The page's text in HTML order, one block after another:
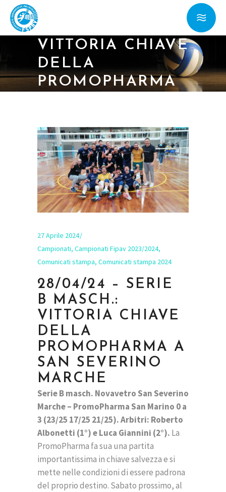
VITTORIA CHIAVE
DELLA
PROMOPHARMA
27 Aprile 2024
Campionati, Campionati Fipav 2023/2024,
Comunicati stampa, Comunicati stampa 2024
28/04/24 – SERIE
B MASCH.:
VITTORIA CHIAVE
DELLA
PROMOPHARMA A
SAN SEVERINO
MARCHE
Serie B masch. Novavetro San Severino
Marche – PromoPharma San Marino 0 a
3 (23/25 17/25 21/25). Arbitri: Roberto
Albonetti (1°) e Luca Giannini (2°). La
PromoPharma fa sua una partita
importantissima in chiave salvezza e si
mette nelle condizioni di essere padrona
del proprio destino. Sabato prossimo, al